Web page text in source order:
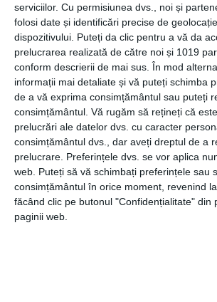
serviciilor. Cu permisiunea dvs., noi și
folosi date și identificări precise de
dispozitivului. Puteți da clic pentru a vă da
prelucrarea realizată de către noi și 1019
conform descrierii de mai sus. În mod
informații mai detaliate și vă puteți schimba
de a vă exprima consimțământul sau puteți
consimțământul. Vă rugăm să rețineți că
prelucrări ale datelor dvs. cu caracter
consimțământul dvs., dar aveți dreptul de a
prelucrare. Preferințele dvs. se vor aplica
web. Puteți să vă schimbați preferințele sau
consimțământul în orice moment, revenind
făcând clic pe butonul "Confidențialitate" din
paginii web.
sau poți primi poze și video-uri cu
le soliciți. Mașina este sigilată și se
kilometri de la bord, în acest fel vei fi
folosită de către persoane neautorizate.
asigura că autoturismul tău va fi în
ai predat și atunci când îl recuperezi, îți
firme de amanet autode încredere,
clienții și care îți garantează siguranța
la casa de amanet există și o poliță de
auto pentru mașinile aflate în custodie.
dacă apar situații extraordinare, știi că îți
bunul la valoarea la care l-ai predat.